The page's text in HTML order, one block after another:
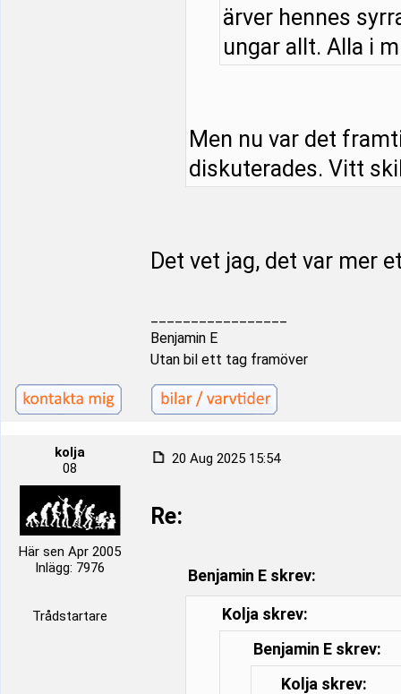
ärver hennes
ungar allt. Alla i
Men nu var det
diskuterades. Vitt
Det vet jag, det var mer
Benjamin E
Utan bil ett tag framöver
kolja
08
Här sen Apr 2005
Inlägg: 7976
Trådstartare
20 Aug 2025 15:54
Re:
Benjamin E skrev:
Kolja skrev:
Benjamin E skrev:
Kolja skrev: